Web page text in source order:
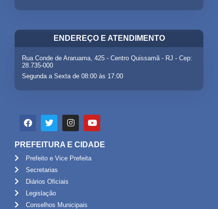
ENDEREÇO E ATENDIMENTO
Rua Conde de Araruama, 425 - Centro Quissamã - RJ - Cep:
28.735-000
Segunda a Sexta de 08:00 às 17:00
PREFEITURA E CIDADE
Prefeito e Vice Prefeita
Secretarias
Diários Oficiais
Legislação
Conselhos Municipais